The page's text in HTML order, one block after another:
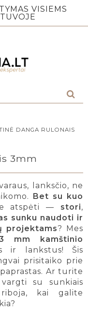
VISIEMS
DANGA RULONAIS
3mm
lanksčio, ne
Bet su kuo
atspėti — stori,
sunku naudoti ir
projektams? Mes
mm kamštinio
ir lankstus! Šis
prisitaiko prie
Ar turite
su sunkiais
kai galite